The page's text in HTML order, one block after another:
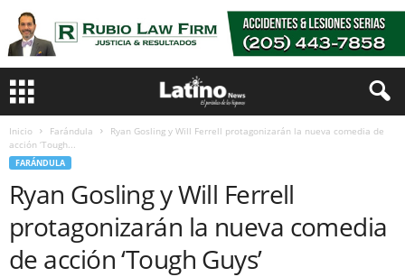
Inicio Farándula
Ryan Gosling y Will Ferrell protagonizarán la nueva comedia de
acción ‘Tough...
FARÁNDULA
Ryan Gosling y Will Ferrell
protagonizarán la nueva comedia
de acción ‘Tough Guys’